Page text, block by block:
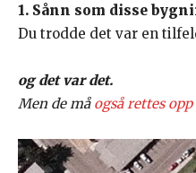
1. Sånn som disse
Du trodde det var en
og det var det.
Men de må også rettes opp